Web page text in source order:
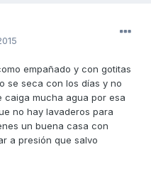
empañado y con gotitas
se seca con los días y no
caiga mucha agua por esa
no hay lavaderos para
un buena casa con
a presión que salvo